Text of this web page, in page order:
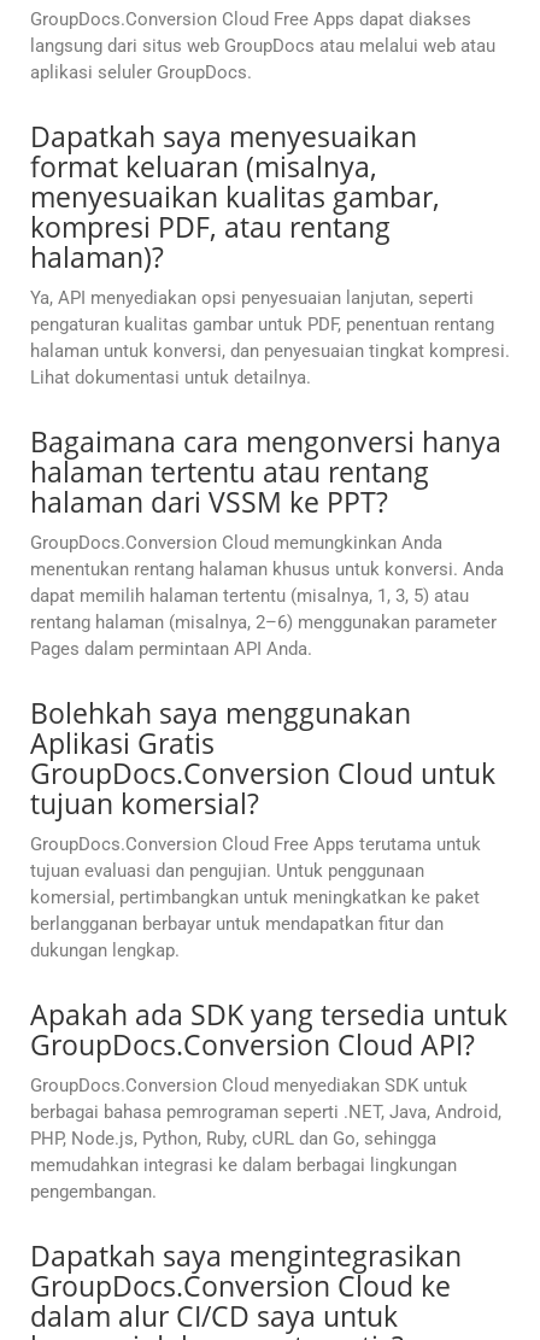
GroupDocs.Conversion Cloud Free Apps dapat diakses
langsung dari situs web GroupDocs atau melalui web atau
aplikasi seluler GroupDocs.
Dapatkah saya menyesuaikan
format keluaran (misalnya,
menyesuaikan kualitas gambar,
kompresi PDF, atau rentang
halaman)?
Ya, API menyediakan opsi penyesuaian lanjutan, seperti
pengaturan kualitas gambar untuk PDF, penentuan rentang
halaman untuk konversi, dan penyesuaian tingkat kompresi.
Lihat dokumentasi untuk detailnya.
Bagaimana cara mengonversi hanya
halaman tertentu atau rentang
halaman dari VSSM ke PPT?
GroupDocs.Conversion Cloud memungkinkan Anda
menentukan rentang halaman khusus untuk konversi. Anda
dapat memilih halaman tertentu (misalnya, 1, 3, 5) atau
rentang halaman (misalnya, 2–6) menggunakan parameter
Pages dalam permintaan API Anda.
Bolehkah saya menggunakan
Aplikasi Gratis
GroupDocs.Conversion Cloud untuk
tujuan komersial?
GroupDocs.Conversion Cloud Free Apps terutama untuk
tujuan evaluasi dan pengujian. Untuk penggunaan
komersial, pertimbangkan untuk meningkatkan ke paket
berlangganan berbayar untuk mendapatkan fitur dan
dukungan lengkap.
Apakah ada SDK yang tersedia untuk
GroupDocs.Conversion Cloud API?
GroupDocs.Conversion Cloud menyediakan SDK untuk
berbagai bahasa pemrograman seperti .NET, Java, Android,
PHP, Node.js, Python, Ruby, cURL dan Go, sehingga
memudahkan integrasi ke dalam berbagai lingkungan
pengembangan.
Dapatkah saya mengintegrasikan
GroupDocs.Conversion Cloud ke
dalam alur CI/CD saya untuk